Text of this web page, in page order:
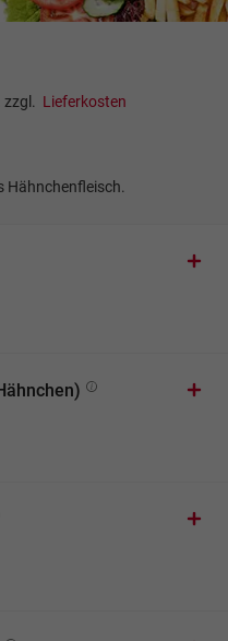
zzgl. Lieferkosten
Hähnchenfleisch.